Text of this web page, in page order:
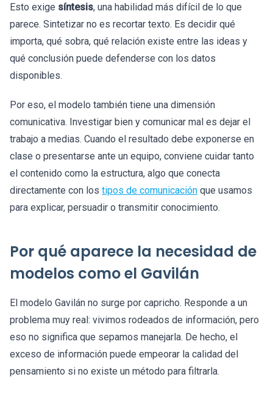
Esto exige síntesis, una habilidad más difícil de lo que
parece. Sintetizar no es recortar texto. Es decidir qué
importa, qué sobra, qué relación existe entre las ideas y
qué conclusión puede defenderse con los datos
disponibles.
Por eso, el modelo también tiene una dimensión
comunicativa. Investigar bien y comunicar mal es dejar el
trabajo a medias. Cuando el resultado debe exponerse en
clase o presentarse ante un equipo, conviene cuidar tanto
el contenido como la estructura, algo que conecta
directamente con los tipos de comunicación que usamos
para explicar, persuadir o transmitir conocimiento.
Por qué aparece la necesidad de
modelos como el Gavilán
El modelo Gavilán no surge por capricho. Responde a un
problema muy real: vivimos rodeados de información, pero
eso no significa que sepamos manejarla. De hecho, el
exceso de información puede empeorar la calidad del
pensamiento si no existe un método para filtrarla.